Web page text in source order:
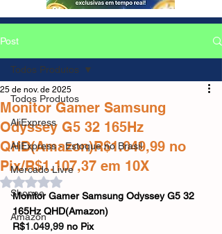
Post
Todos Produtos
AliExpress
AliExpress - Estoque no Brasil
Mercado Livre
Shopee
Amazon
Todos Produtos
Monitor Gamer Samsung
Odyssey G5 32 165Hz
QHD(Amazon)R$1.049,99 no
Pix/R$1.107,37 em 10X
25 de nov. de 2025
Avaliado com NaN de 5 estrelas.
Monitor Gamer Samsung Odyssey G5 32
165Hz QHD(Amazon)
R$1.049,99 no Pix